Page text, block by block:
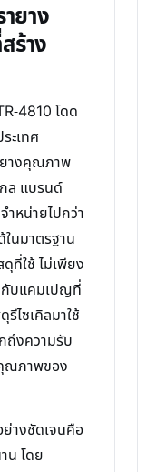
ยาง
ร้าง
4810 โดด
ะเทศ
ยางคุณภาพ
ล แบรนด์
หน่ายไปกว่า
ในมาตรฐาน
ที่ใช้ ไม่เพียง
กับแคมเปญที่
ไซเคิลมาใช้
ถึงความรับ
ณภาพของ
างชัดเจนคือ
น โดย